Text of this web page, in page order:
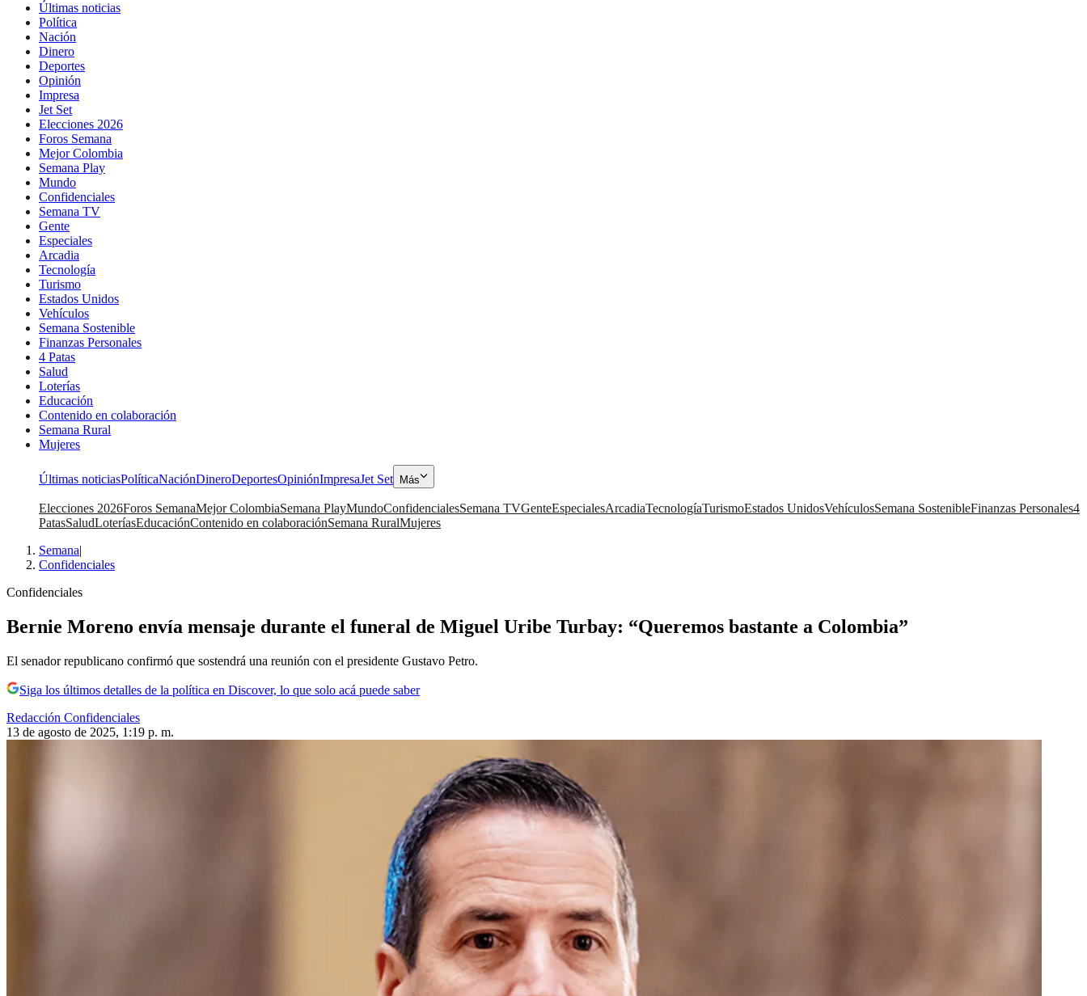
Últimas noticias
Política
Nación
Dinero
Deportes
Opinión
Impresa
Jet Set
Elecciones 2026
Foros Semana
Mejor Colombia
Semana Play
Mundo
Confidenciales
Semana TV
Gente
Especiales
Arcadia
Tecnología
Turismo
Estados Unidos
Vehículos
Semana Sostenible
Finanzas Personales
4 Patas
Salud
Loterías
Educación
Contenido en colaboración
Semana Rural
Mujeres
Últimas noticiasPolíticaNaciónDineroDeportesOpiniónImpresaJet Set Más
Elecciones 2026Foros SemanaMejor ColombiaSemana PlayMundoConfidencialesSemana TVGenteEspecialesArcadiaTecnologíaTurismoEstados UnidosVehículosSemana SostenibleFinanzas Personales4
PatasSaludLoteríasEducaciónContenido en colaboraciónSemana RuralMujeres
Semana|
Confidenciales
Confidenciales
Bernie Moreno envía mensaje durante el funeral de Miguel Uribe Turbay: “Queremos bastante a Colombia”
El senador republicano confirmó que sostendrá una reunión con el presidente Gustavo Petro.
Siga los últimos detalles de la política en Discover, lo que solo acá puede saber
Redacción Confidenciales
13 de agosto de 2025, 1:19 p. m.